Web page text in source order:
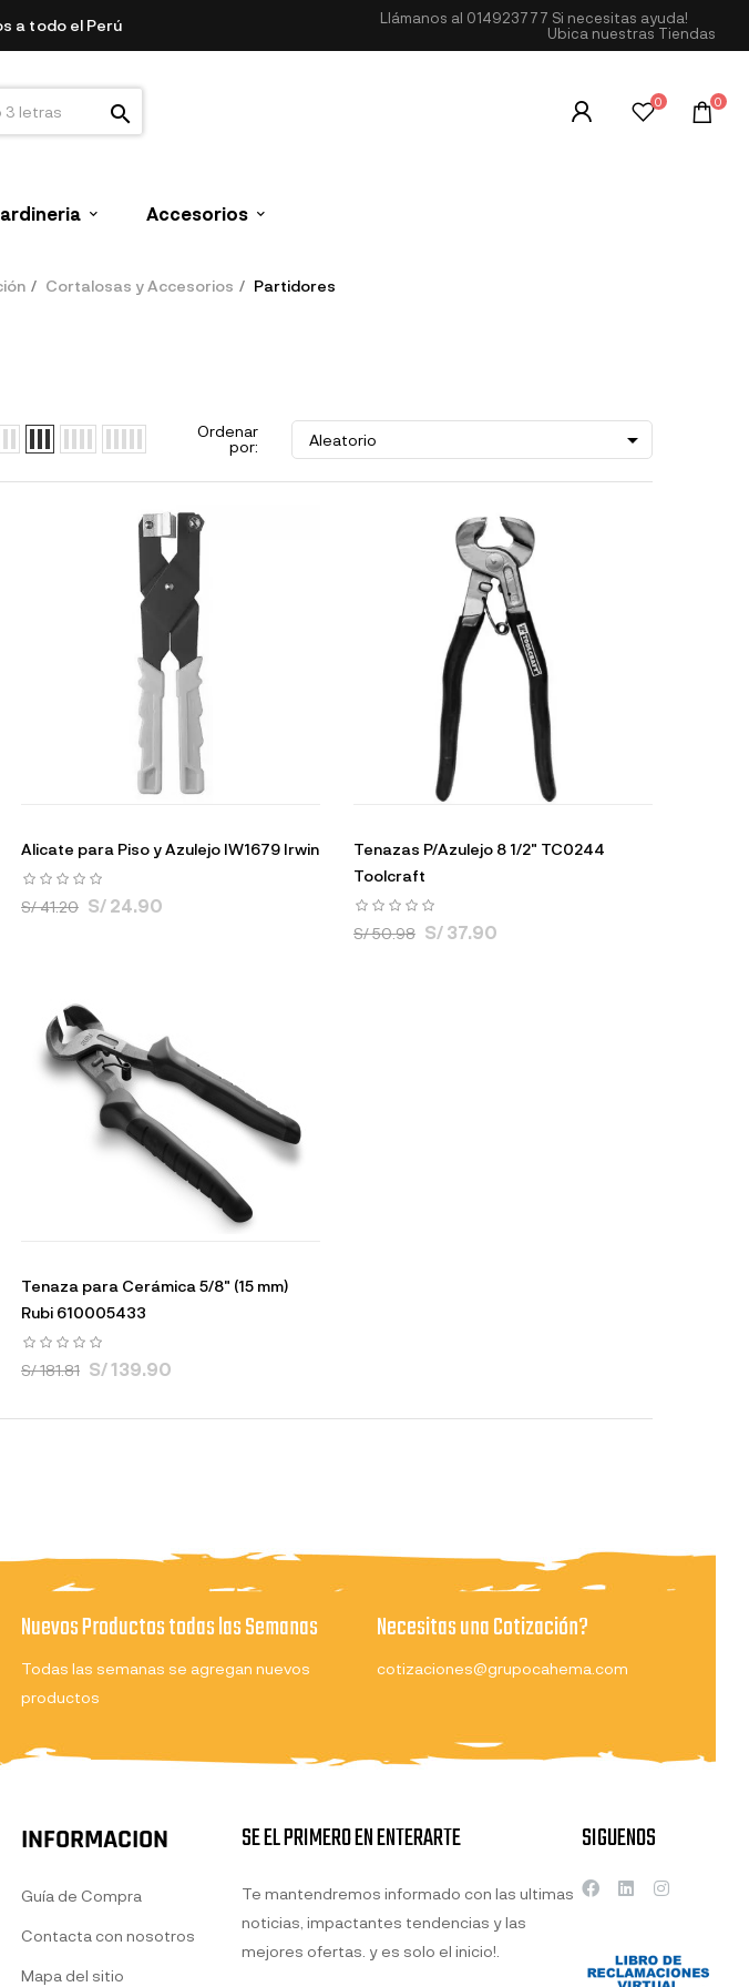
a todo el Perú Llámanos al 014923777 Si necesitas ayuda!
Ubica nuestras Tiendas
search 0 0
Accesorios
Cortalosas y Accesorios Partidores
Ordenar
por:
Aleatorio 
Alicate para Piso y Azulejo IW1679 Irwin
S/ 41.20 S/ 24.90
Tenazas P/Azulejo 8 1/2" TC0244
Toolcraft
S/ 50.98 S/ 37.90
Tenaza para Cerámica 5/8" (15 mm)
Rubi 610005433
S/ 181.81 S/ 139.90
Nuevos Productos todas las Semanas
Todas las semanas se agregan nuevos
productos
Necesitas una Cotización?
cotizaciones@grupocahema.com
INFORMACION
Guía de Compra
Contacta con nosotros
Mapa del sitio
SE EL PRIMERO EN ENTERARTE
Te mantendremos informado con las ultimas
noticias, impactantes tendencias y las
mejores ofertas. y es solo el inicio!.
SIGUENOS